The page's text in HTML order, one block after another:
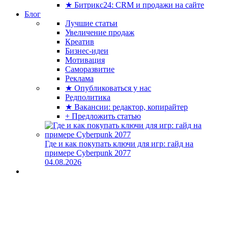
★ Битрикс24: CRM и продажи на сайте
Блог
Лучшие статьи
Увеличение продаж
Креатив
Бизнес-идеи
Мотивация
Саморазвитие
Реклама
★ Опубликоваться у нас
Редполитика
★ Вакансии: редактор, копирайтер
+ Предложить статью
Где и как покупать ключи для игр: гайд на
примере Cyberpunk 2077
04.08.2026